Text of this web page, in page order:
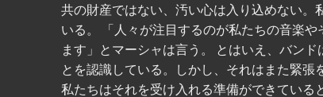
共の財産ではない、汚い心は入り込めない
いる。 「人々が注目するのが私たちの音楽
ます」とマーシャは言う。 とはいえ、バン
とを認識している。しかし、それはまた緊張
私たちはそれを受け入れる準備ができてい